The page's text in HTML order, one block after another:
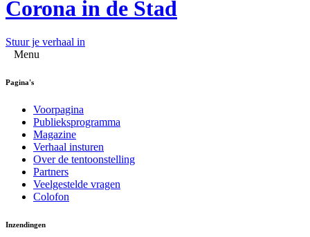
Corona in de Stad
Stuur je verhaal in
Menu
Pagina's
Voorpagina
Publieksprogramma
Magazine
Verhaal insturen
Over de tentoonstelling
Partners
Veelgestelde vragen
Colofon
Inzendingen